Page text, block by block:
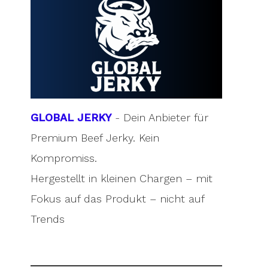
GLOBAL JERKY- Dein Anbieter für
Premium Beef Jerky. Kein
Kompromiss.
Hergestellt in kleinen Chargen – mit
Fokus auf das Produkt – nicht auf
Trends